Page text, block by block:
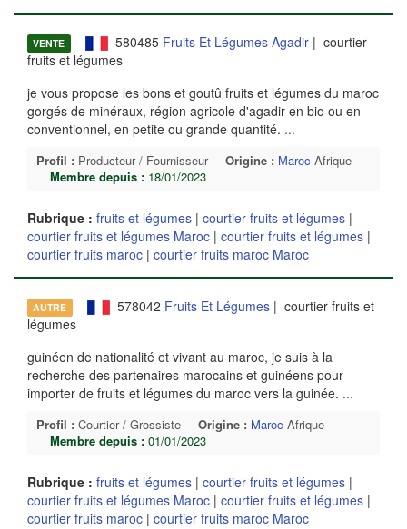
VENTE 580485 Fruits Et Légumes Agadir| courtier
fruits et légumes
je vous propose les bons et goutû fruits et légumes du maroc
gorgés de minéraux, région agricole d'agadir en bio ou en
conventionnel, en petite ou grande quantité. ...
Profil : Producteur / Fournisseur Origine : Maroc Afrique
Membre depuis : 18/01/2023
Rubrique : fruits et légumes | courtier fruits et légumes |
courtier fruits et légumes Maroc | courtier fruits et légumes |
courtier fruits maroc | courtier fruits maroc Maroc
AUTRE 578042 Fruits Et Légumes| courtier fruits et
légumes
guinéen de nationalité et vivant au maroc, je suis à la
recherche des partenaires marocains et guinéens pour
importer de fruits et légumes du maroc vers la guinée. ...
Profil : Courtier / Grossiste Origine : Maroc Afrique
Membre depuis : 01/01/2023
Rubrique : fruits et légumes | courtier fruits et légumes |
courtier fruits et légumes Maroc | courtier fruits et légumes |
courtier fruits maroc | courtier fruits maroc Maroc